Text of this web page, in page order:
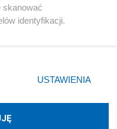
skanować
identyfikacji.
prywatności
strony
wymagają zgody
się takiemu
USTAWIENIA